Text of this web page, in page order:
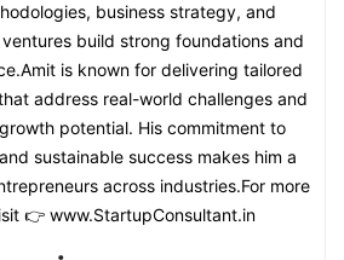
business strategy, and
build strong foundations and
is known for delivering tailored
address real-world challenges and
potential. His commitment to
sustainable success makes him a
across industries.For more
👉 www.StartupConsultant.in